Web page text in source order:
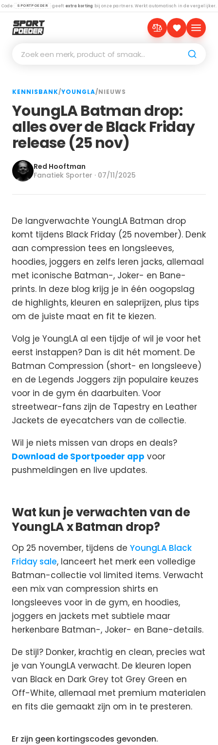
Code SPORTPOEDER geeft extra korting bij onze partners. Werkt automatisch in de vergelijker.
Zoek een merk, product of smaak…
KENNISBANK/YOUNGLA/NIEUWS
YoungLA Batman drop:
alles over de Black Friday
release (25 nov)
Red Hooftman
Fanatiek Sporter · 07/11/2025
De langverwachte YoungLA Batman drop
komt tijdens Black Friday (25 november). Denk
aan compression tees en longsleeves,
hoodies, joggers en zelfs leren jacks, allemaal
met iconische Batman-, Joker- en Bane-
prints. In deze blog krijg je in één oogopslag
de highlights, kleuren en saleprijzen, plus tips
om de juiste maat en fit te kiezen.
Volg je YoungLA al een tijdje of wil je voor het
eerst instappen? Dan is dit hét moment. De
Batman Compression (short- en longsleeve)
en de Legends Joggers zijn populaire keuzes
voor in de gym én daarbuiten. Voor
streetwear-fans zijn de Tapestry en Leather
Jackets de eyecatchers van de collectie.
Wil je niets missen van drops en deals?
Download de Sportpoeder app voor
pushmeldingen en live updates.
Wat kun je verwachten van de
YoungLA x Batman drop?
Op 25 november, tijdens de YoungLA Black
Friday sale, lanceert het merk een volledige
Batman-collectie vol limited items. Verwacht
een mix van compression shirts en
longsleeves voor in de gym, en hoodies,
joggers en jackets met subtiele maar
herkenbare Batman-, Joker- en Bane-details.
De stijl? Donker, krachtig en clean, precies wat
je van YoungLA verwacht. De kleuren lopen
van Black en Dark Grey tot Grey Green en
Off-White, allemaal met premium materialen
en fits die gemaakt zijn om in te presteren.
Er zijn geen kortingscodes gevonden.